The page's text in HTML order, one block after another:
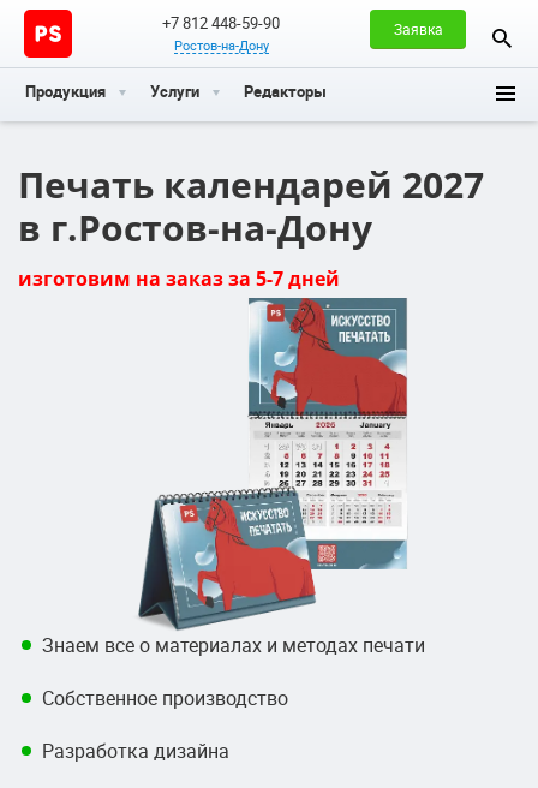
+7 812 448-59-90
Ростов-на-Дону
Заявка
Продукция Услуги Редакторы
Печать календарей 2027
в г.Ростов-на-Дону
изготовим на заказ за 5-7 дней
Знаем все о материалах и методах печати
Собственное производство
Разработка дизайна